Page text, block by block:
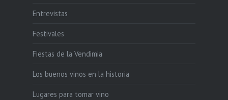
Entrevistas
Festivales
Fiestas de la Vendimia
Los buenos vinos en la historia
Lugares para tomar vino